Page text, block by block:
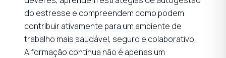
do estresse e compreendem como podem
contribuir ativamente para um ambiente de
trabalho mais saudável, seguro e colaborativo.
A formação contínua não é apenas um